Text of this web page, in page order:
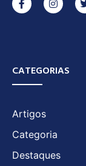
CATEGORIAS
Artigos
Categoria
Destaques